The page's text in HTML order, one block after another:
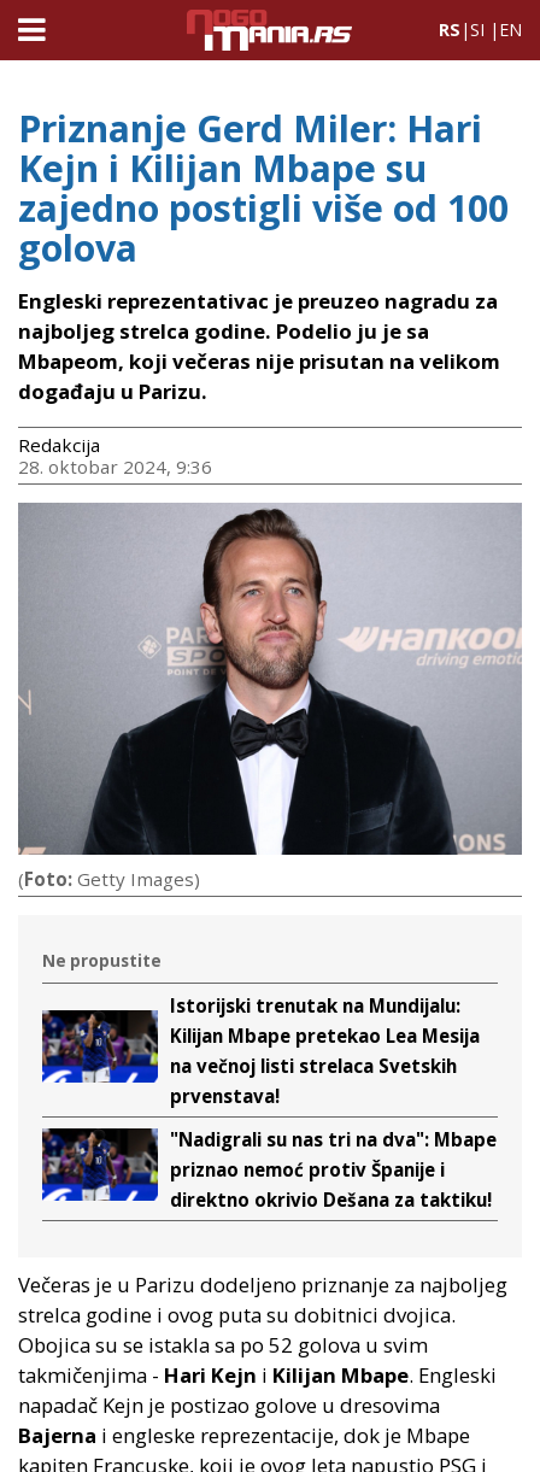
RS |SI | EN
Priznanje Gerd Miler: Hari
Kejn i Kilijan Mbape su
zajedno postigli više od 100
golova
Engleski reprezentativac je preuzeo nagradu za
najboljeg strelca godine. Podelio ju je sa
Mbapeom, koji večeras nije prisutan na velikom
događaju u Parizu.
Redakcija
28. oktobar 2024, 9:36
(Foto: Getty Images)
Ne propustite
Istorijski trenutak na Mundijalu:
Kilijan Mbape pretekao Lea Mesija
na večnoj listi strelaca Svetskih
prvenstava!
"Nadigrali su nas tri na dva": Mbape
priznao nemoć protiv Španije i
direktno okrivio Dešana za taktiku!
Večeras je u Parizu dodeljeno priznanje za najboljeg
strelca godine i ovog puta su dobitnici dvojica.
Obojica su se istakla sa po 52 golova u svim
takmičenjima - Hari Kejn i Kilijan Mbape. Engleski
napadač Kejn je postizao golove u dresovima
Bajerna i engleske reprezentacije, dok je Mbape
kapiten Francuske, koji je ovog leta napustio PSG i